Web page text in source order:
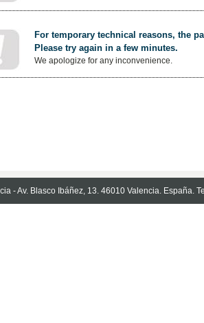
For temporary technical reasons, the
Please try again in a few minutes.
We apologize for any inconvenience.
- Av. Blasco Ibáñez, 13. 46010 Valencia. España.